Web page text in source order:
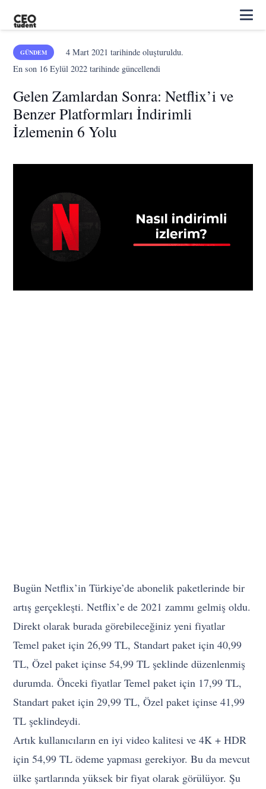
GÜNDEM 4 Mart 2021 tarihinde oluşturuldu.
En son 16 Eylül 2022 tarihinde güncellendi
Gelen Zamlardan Sonra: Netflix’i ve
Benzer Platformları İndirimli
İzlemenin 6 Yolu
Bugün Netflix’in Türkiye’de abonelik paketlerinde bir
artış gerçekleşti. Netflix’e de 2021 zammı gelmiş oldu.
Direkt olarak burada görebileceğiniz yeni fiyatlar
Temel paket için 26,99 TL, Standart paket için 40,99
TL, Özel paket içinse 54,99 TL şeklinde düzenlenmiş
durumda. Önceki fiyatlar Temel paket için 17,99 TL,
Standart paket için 29,99 TL, Özel paket içinse 41,99
TL şeklindeydi.
Artık kullanıcıların en iyi video kalitesi ve 4K + HDR
için 54,99 TL ödeme yapması gerekiyor. Bu da mevcut
ülke şartlarında yüksek bir fiyat olarak görülüyor. Şu